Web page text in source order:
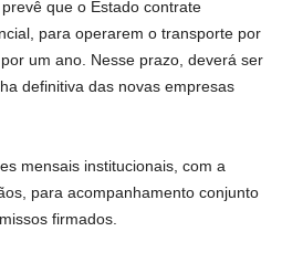
que o Estado contrate
para operarem o transporte por
um ano. Nesse prazo, deverá ser
definitiva das novas empresas
mensais institucionais, com a
para acompanhamento conjunto
firmados.